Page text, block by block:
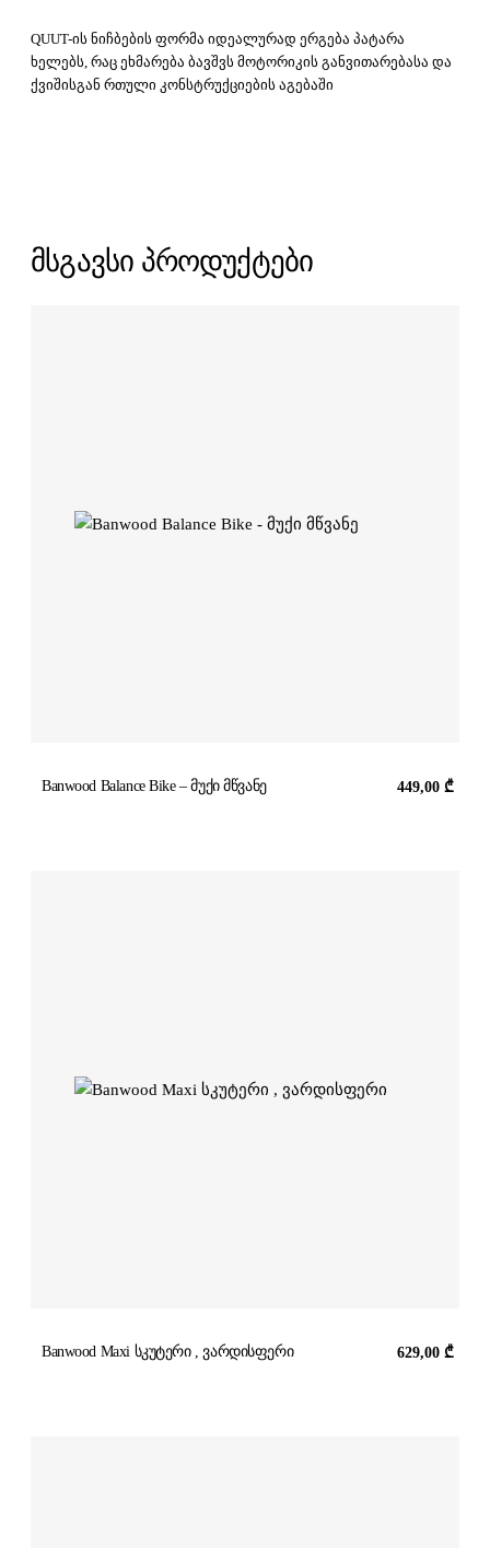
QUUT-ის ნიჩბების ფორმა იდეალურად ერგება პატარა
ხელებს, რაც ეხმარება ბავშვს მოტორიკის განვითარებასა და
ქვიშისგან რთული კონსტრუქციების აგებაში
მსგავსი პროდუქტები
Banwood Balance Bike – მუქი მწვანე 449,00 ₾
Banwood Maxi სკუტერი , ვარდისფერი 629,00 ₾